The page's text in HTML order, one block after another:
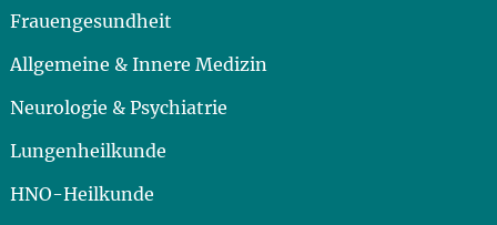
Frauengesundheit
Allgemeine & Innere Medizin
Neurologie & Psychiatrie
Lungenheilkunde
HNO-Heilkunde